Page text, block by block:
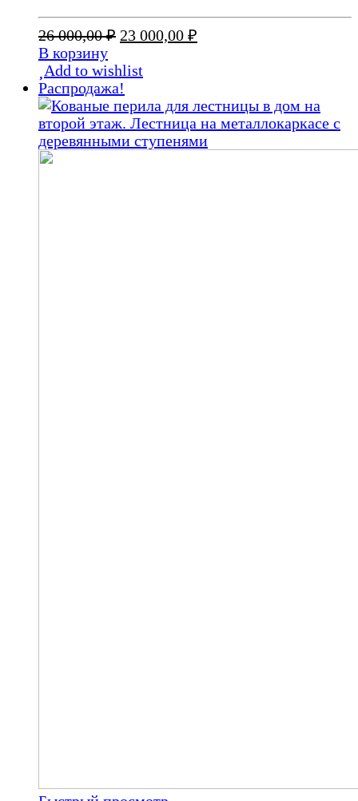
26 000,00₽ Первоначальная
составляла
26
000,00 ₽.
23 000,00 ₽
В корзину
Add to wishlist
Распродажа!